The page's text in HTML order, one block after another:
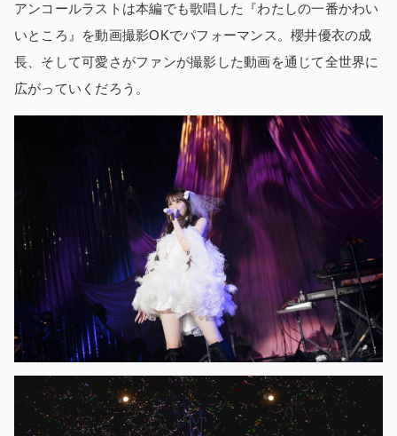
アンコールラストは本編でも歌唱した『わたしの一番かわい
いところ』を動画撮影OKでパフォーマンス。櫻井優衣の成
長、そして可愛さがファンが撮影した動画を通じて全世界に
広がっていくだろう。